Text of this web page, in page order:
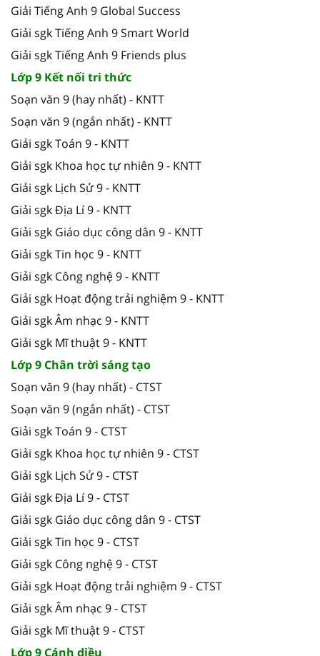
Giải Tiếng Anh 9 Global Success
Giải sgk Tiếng Anh 9 Smart World
Giải sgk Tiếng Anh 9 Friends plus
Lớp 9 Kết nối tri thức
Soạn văn 9 (hay nhất) - KNTT
Soạn văn 9 (ngắn nhất) - KNTT
Giải sgk Toán 9 - KNTT
Giải sgk Khoa học tự nhiên 9 - KNTT
Giải sgk Lịch Sử 9 - KNTT
Giải sgk Địa Lí 9 - KNTT
Giải sgk Giáo dục công dân 9 - KNTT
Giải sgk Tin học 9 - KNTT
Giải sgk Công nghệ 9 - KNTT
Giải sgk Hoạt động trải nghiệm 9 - KNTT
Giải sgk Âm nhạc 9 - KNTT
Giải sgk Mĩ thuật 9 - KNTT
Lớp 9 Chân trời sáng tạo
Soạn văn 9 (hay nhất) - CTST
Soạn văn 9 (ngắn nhất) - CTST
Giải sgk Toán 9 - CTST
Giải sgk Khoa học tự nhiên 9 - CTST
Giải sgk Lịch Sử 9 - CTST
Giải sgk Địa Lí 9 - CTST
Giải sgk Giáo dục công dân 9 - CTST
Giải sgk Tin học 9 - CTST
Giải sgk Công nghệ 9 - CTST
Giải sgk Hoạt động trải nghiệm 9 - CTST
Giải sgk Âm nhạc 9 - CTST
Giải sgk Mĩ thuật 9 - CTST
Lớp 9 Cánh diều